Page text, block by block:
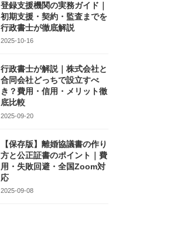
登録支援機関の実務ガイド｜
初期支援・契約・監査までを
行政書士が徹底解説
2025-10-16
行政書士が解説｜株式会社と
合同会社どっちで設立すべ
き？費用・信用・メリット徹
底比較
2025-09-20
【保存版】離婚協議書の作り
方と公正証書のポイント｜費
用・失敗回避・全国Zoom対
応
2025-09-08